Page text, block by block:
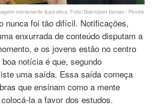
meramente ilustrativa. Foto: Виктория Билан / Pexels
nunca foi tão difícil. Notificações,
enxurrada de conteúdo disputam a
e os jovens estão no centro
notícia é que, segundo
uma saída. Essa saída começa
que ensinam como a mente
la a favor dos estudos.